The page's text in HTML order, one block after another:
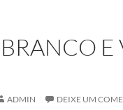
E
ADMIN DEIXE UM